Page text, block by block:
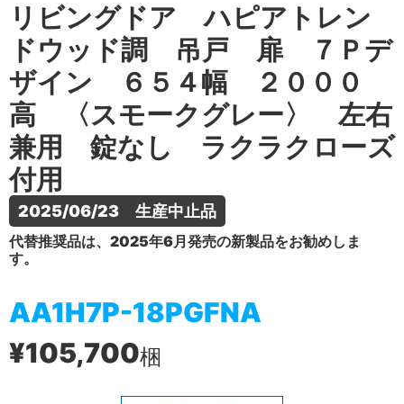
リビングドア ハピアトレン
ドウッド調 吊戸 扉 ７Ｐデ
ザイン ６５４幅 ２０００
高 〈スモークグレー〉 左右
兼用 錠なし ラクラクローズ
付用
2025/06/23　生産中止品
代替推奨品は、2025年6月発売の新製品をお勧めしま
す。
AA1H7P-18PGFNA
¥105,700梱